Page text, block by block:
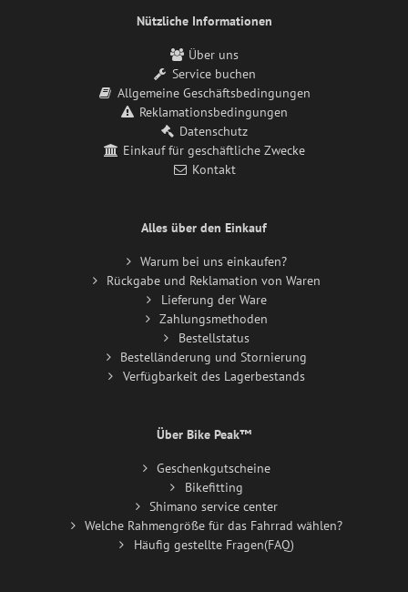
Nützliche Informationen
Über uns
Service buchen
Allgemeine Geschäftsbedingungen
Reklamationsbedingungen
Datenschutz
Einkauf für geschäftliche Zwecke
Kontakt
Alles über den Einkauf
Warum bei uns einkaufen?
Rückgabe und Reklamation von Waren
Lieferung der Ware
Zahlungsmethoden
Bestellstatus
Bestelländerung und Stornierung
Verfügbarkeit des Lagerbestands
Über Bike Peak™
Geschenkgutscheine
Bikefitting
Shimano service center
Welche Rahmengröße für das Fahrrad wählen?
Häufig gestellte Fragen(FAQ)